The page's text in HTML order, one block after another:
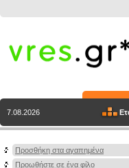
7.08.2026
Προσθήκη στα αγαπημένα
Προωθήστε σε ένα φίλο